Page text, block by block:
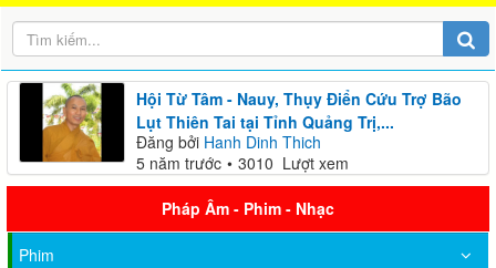
Hội Từ Tâm - Nauy, Thụy Điển Cứu Trợ Bão
Lụt Thiên Tai tại Tỉnh Quảng Trị,...
Đăng bởi Hanh Dinh Thich
5 năm trước
3010 Lượt xem
Pháp Âm - Phim - Nhạc
Phim